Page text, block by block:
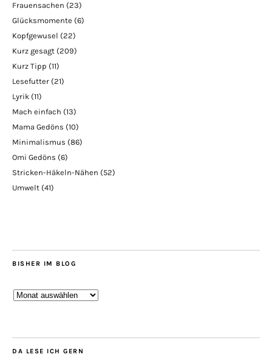
Frauensachen (23)
Glücksmomente (6)
Kopfgewusel (22)
Kurz gesagt (209)
Kurz Tipp (11)
Lesefutter (21)
Lyrik (11)
Mach einfach (13)
Mama Gedöns (10)
Minimalismus (86)
Omi Gedöns (6)
Stricken-Häkeln-Nähen (52)
Umwelt (41)
BISHER IM BLOG
Bisher
DA LESE ICH GERN